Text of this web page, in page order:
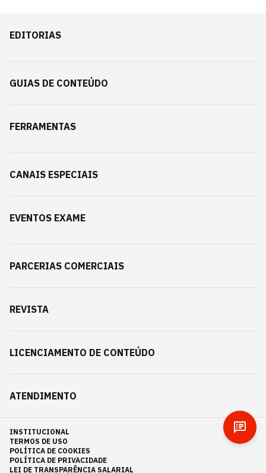
EDITORIAS
GUIAS DE CONTEÚDO
FERRAMENTAS
CANAIS ESPECIAIS
EVENTOS EXAME
PARCERIAS COMERCIAIS
REVISTA
LICENCIAMENTO DE CONTEÚDO
ATENDIMENTO
INSTITUCIONAL
TERMOS DE USO
POLÍTICA DE COOKIES
POLÍTICA DE PRIVACIDADE
LEI DE TRANSPARÊNCIA SALARIAL